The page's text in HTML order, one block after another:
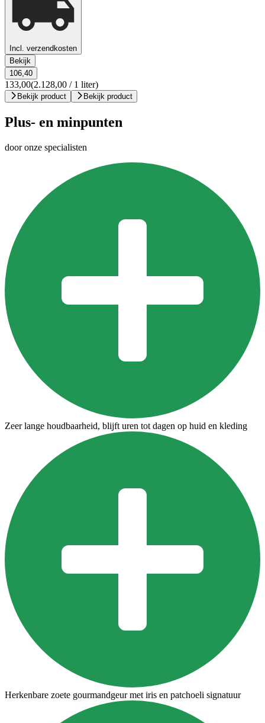
Incl. verzendkosten
Bekijk
106,40
133,00(2.128,00 / 1 liter)
Bekijk product Bekijk product
Plus- en minpunten
door onze specialisten
Zeer lange houdbaarheid, blijft uren tot dagen op huid en kleding
Herkenbare zoete gourmandgeur met iris en patchoeli signatuur